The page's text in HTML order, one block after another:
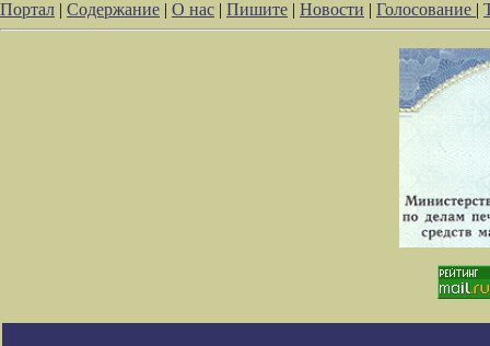
Портал | Содержание | О нас | Пишите | Новости | Голосование |